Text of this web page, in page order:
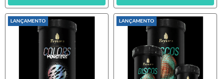
LANÇAMENTO LANÇAMENTO